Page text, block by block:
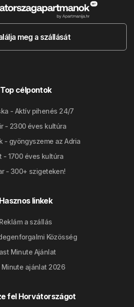
meg a szállását
Top célpontok
- Aktív pihenés 24/7
- 2300 éves kultúra
- gyöngyszeme az Adria
- 1700 éves kultúra
- 300+ szigeteken!
Hasznos linkek
Reklám a szállás
Közösség
Minute Ajánlat
Minute ajánlat 2026
fel Horvátországot